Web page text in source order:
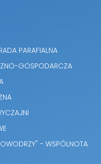
PARAFIALNA
GOSPODARCZA
- WSPÓLNOTA